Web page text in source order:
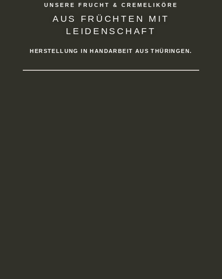
UNSERE FRUCHT & CREMELIKÖRE
AUS FRÜCHTEN MIT
LEIDENSCHAFT
HERSTELLUNG IN HANDARBEIT AUS THÜRINGEN.